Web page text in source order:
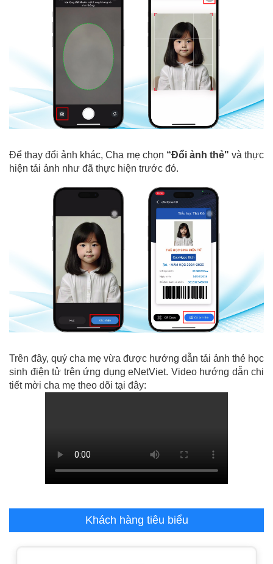
Để thay đổi ảnh khác, Cha mẹ chọn “Đổi ảnh thẻ" và thực
hiện tải ảnh như đã thực hiện trước đó.
Trên đây, quý cha mẹ vừa được hướng dẫn tải ảnh thẻ học
sinh điện tử trên ứng dụng eNetViet. Video hướng dẫn chi
tiết mời cha mẹ theo dõi tại đây:
Khách hàng tiêu biểu